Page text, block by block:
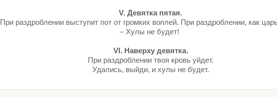
V. Девятка пятая.
При раздроблении выступит пот от громких воплей. При раздроблении, как
– Хулы не будет!
VI. Наверху девятка.
При раздроблении твоя кровь уйдет.
Удались, выйди, и хулы не будет.